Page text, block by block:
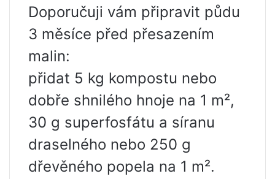
Doporučuji vám připravit půdu
3 měsíce před přesazením
malin:
přidat 5 kg kompostu nebo
dobře shnilého hnoje na 1 m²,
30 g superfosfátu a síranu
draselného nebo 250 g
dřevěného popela na 1 m².